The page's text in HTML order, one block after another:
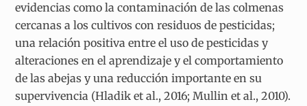
evidencias como la contaminación de las colmenas
cercanas a los cultivos con residuos de pesticidas;
una relación positiva entre el uso de pesticidas y
alteraciones en el aprendizaje y el comportamiento
de las abejas y una reducción importante en su
supervivencia (Hladik et al., 2016; Mullin et al., 2010).